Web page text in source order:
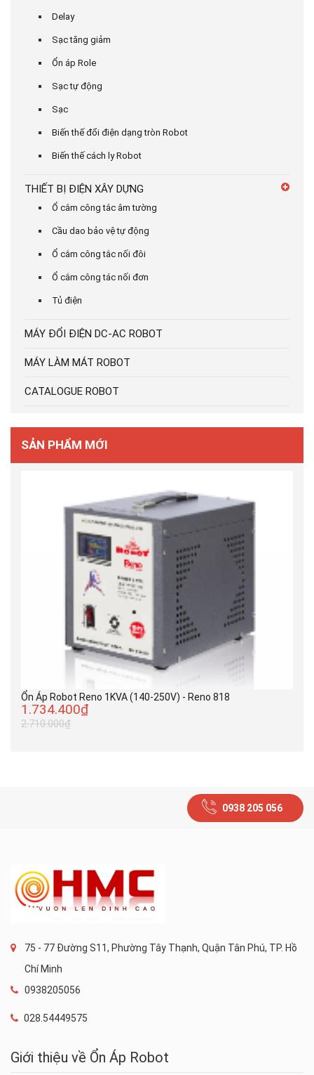
Delay
Sạc tăng giảm
Ổn áp Role
Sạc tự động
Sạc
Biến thế đổi điện dạng tròn Robot
Biến thế cách ly Robot
THIẾT BỊ ĐIỆN XÂY DỰNG
Ổ cắm công tắc âm tường
Cầu dao bảo vệ tự động
Ổ cắm công tắc nối đôi
Ổ cắm công tác nối đơn
Tủ điện
MÁY ĐỔI ĐIỆN DC-AC ROBOT
MÁY LÀM MÁT ROBOT
CATALOGUE ROBOT
SẢN PHẨM MỚI
Ổn Áp Robot Reno 1KVA (140-250V) - Reno 818
1.734.400₫
2.710.000₫
0938 205 056
75 - 77 Đường S11, Phường Tây Thạnh, Quận Tân Phú, TP. Hồ
Chí Minh
0938205056
028.54449575
Giới thiệu về Ổn Áp Robot